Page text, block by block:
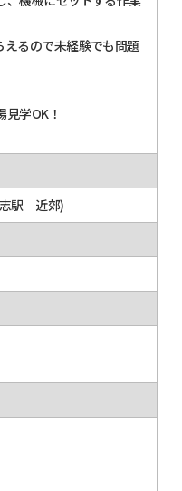
るので未経験でも問題
学OK！
駅 近郊)